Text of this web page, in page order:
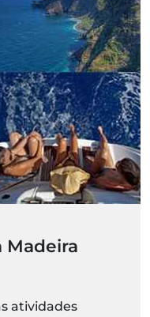
Madeira
atividades